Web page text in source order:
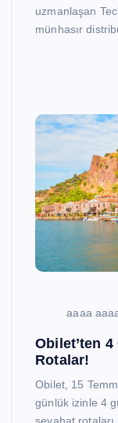
uzmanlaşan
münhasır
aaaa
Obilet’ten
Rotalar!
Obilet, 15
günlük izinle 4